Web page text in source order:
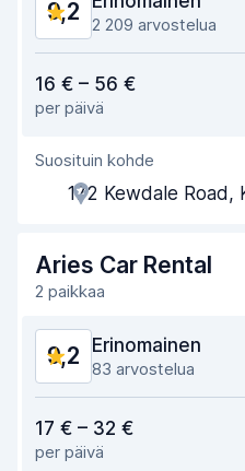
9,2 2 209 arvostelua
Löytämisen helppous
Toimihenkilön avuliaisuus
Noutonopeus
Palautusnopeus
Auton siisteys
Auton kunto
16 € – 56 €
per päivä
Suosituin kohde
172 Kewdale Road,
Aries Car Rental
2 paikkaa
9,2 Erinomainen
83 arvostelua
Löytämisen helppous
17 € – 32 €
per päivä